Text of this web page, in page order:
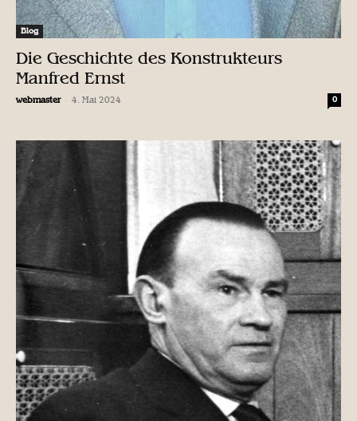
Blog
Die Geschichte des Konstrukteurs
Manfred Ernst
webmaster 4. Mai 2024 0